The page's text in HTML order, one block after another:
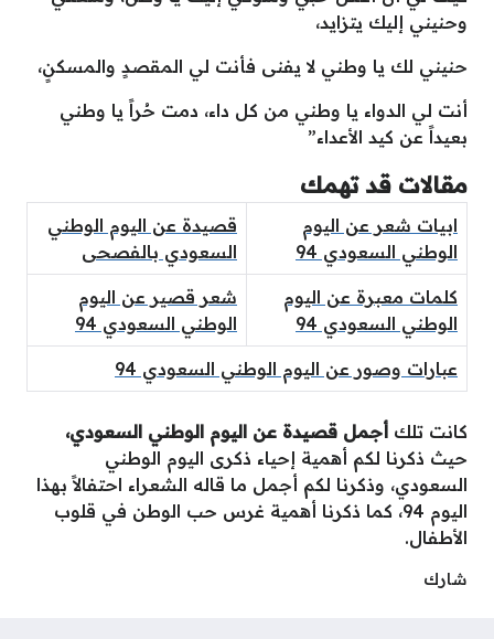
وحنيني إليك يتزايد،
حنيني لك يا وطني لا يفنى فأنت لي المقصدٍ والمسكنٍ،
أنت لي الدواء يا وطني من كل داء، دمت حُراً يا وطني
بعيداً عن كيد الأعداء”
مقالات قد تهمك
ابيات شعر عن اليوم
الوطني السعودي 94
قصيدة عن اليوم الوطني
السعودي بالفصحى
كلمات معبرة عن اليوم
الوطني السعودي 94
شعر قصير عن اليوم
الوطني السعودي 94
عبارات وصور عن اليوم الوطني السعودي 94
كانت تلك أجمل قصيدة عن اليوم الوطني السعودي،
حيث ذكرنا لكم أهمية إحياء ذكرى اليوم الوطني
السعودي، وذكرنا لكم أجمل ما قاله الشعراء احتفالاً بهذا
اليوم 94، كما ذكرنا أهمية غرس حب الوطن في قلوب
الأطفال.
شارك